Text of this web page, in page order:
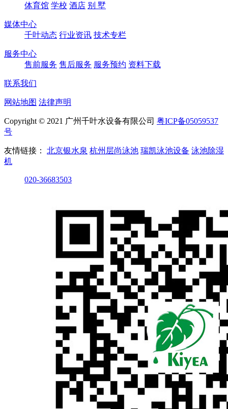
体育馆 学校 酒店 别 墅
媒体中心
千叶动态 行业资讯 技术专栏
服务中心
售前服务 售后服务 服务预约 资料下载
联系我们
网站地图 法律声明
Copyright © 2021 广州千叶水设备有限公司 粤ICP备05059537
号
友情链接： 北京银水泉 杭州层尚泳池 瑞凯泳池设备 泳池除湿
机
020-36683503